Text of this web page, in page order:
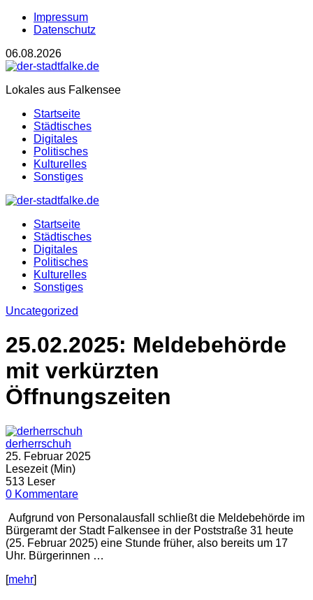
Impressum
Datenschutz
06.08.2026
Lokales aus Falkensee
Startseite
Städtisches
Digitales
Politisches
Kulturelles
Sonstiges
Startseite
Städtisches
Digitales
Politisches
Kulturelles
Sonstiges
Uncategorized
25.02.2025: Meldebehörde
mit verkürzten
Öffnungszeiten
derherrschuh
25. Februar 2025
Lesezeit (Min)
513 Leser
0 Kommentare
Aufgrund von Personalausfall schließt die Meldebehörde im
Bürgeramt der Stadt Falkensee in der Poststraße 31 heute
(25. Februar 2025) eine Stunde früher, also bereits um 17
Uhr. Bürgerinnen …
[mehr]